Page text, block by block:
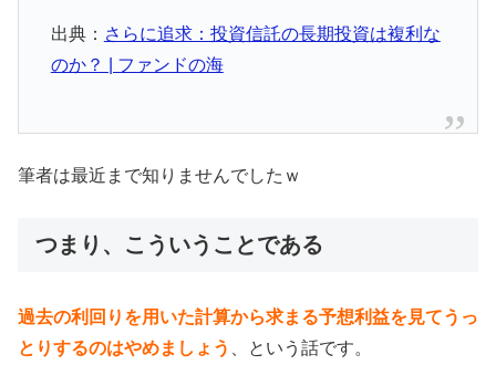
出典： さらに追求：投資信託の長期投資は複利な
のか？ | ファンドの海
筆者は最近まで知りませんでしたｗ
つまり、こういうことである
過去の利回りを用いた計算から求まる予想利益を見てうっ
とりするのはやめましょう
、という話です。